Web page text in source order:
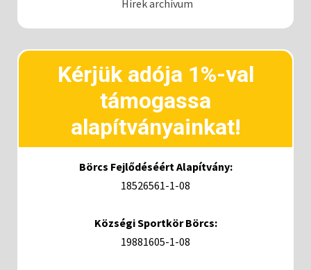
Hírek archívum
Kérjük adója 1%-val
támogassa
alapítványainkat!
Börcs Fejlődéséért Alapítvány:
18526561-1-08
Községi Sportkör Börcs:
19881605-1-08